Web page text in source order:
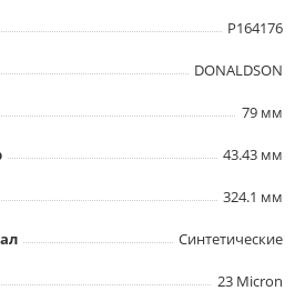
P164176
DONALDSON
79 мм
43.43 мм
324.1 мм
Синтетические
23 Micron